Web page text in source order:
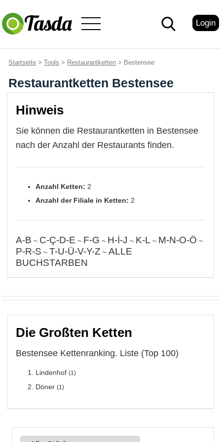
Login
Startseite >Tools > Restaurantketten > Bestensee
Restaurantketten Bestensee
Hinweis
Sie können die Restaurantketten in Bestensee
nach der Anzahl der Restaurants finden.
Anzahl Ketten: 2
Anzahl der Filiale in Ketten: 2
A-B ~ C-Ç-D-E ~ F-G ~ H-İ-J ~ K-L ~ M-N-O-Ö ~
P-R-S ~ T-U-Ü-V-Y-Z ~ALLE
BUCHSTARBEN
Die Großten Ketten
Bestensee Kettenranking. Liste (Top 100)
Lindenhof (1)
Döner (1)